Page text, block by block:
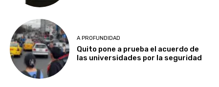
A PROFUNDIDAD
Quito pone a prueba el acuerdo de
las universidades por la seguridad